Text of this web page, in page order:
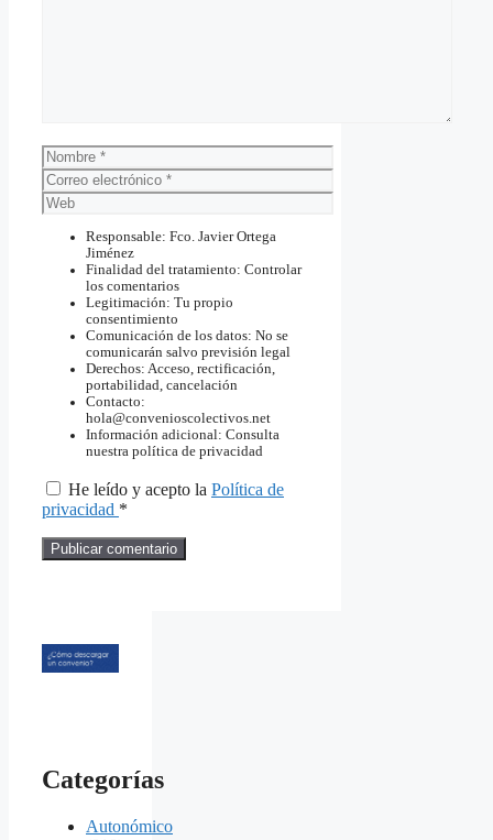
Nombre
Correo
electrónico
Web
Responsable: Fco. Javier Ortega
Jiménez
Finalidad del tratamiento: Controlar
los comentarios
Legitimación: Tu propio
consentimiento
Comunicación de los datos: No se
comunicarán salvo previsión legal
Derechos: Acceso, rectificación,
portabilidad, cancelación
Contacto:
hola@convenioscolectivos.net
Información adicional: Consulta
nuestra política de privacidad
He leído y acepto la Política de
privacidad *
Categorías
Autonómico